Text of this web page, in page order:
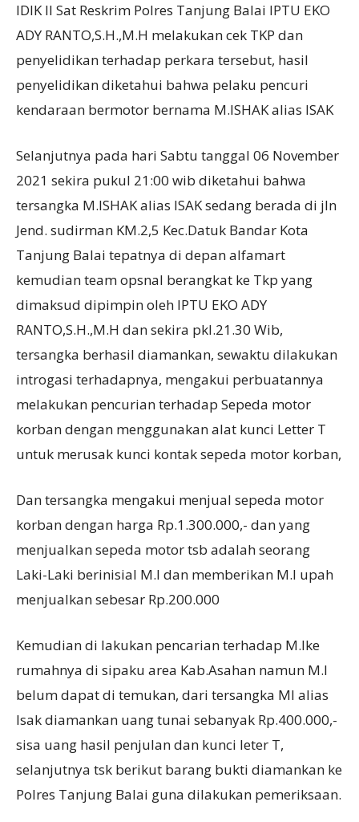
IDIK II Sat Reskrim Polres Tanjung Balai IPTU EKO
ADY RANTO,S.H.,M.H melakukan cek TKP dan
penyelidikan terhadap perkara tersebut, hasil
penyelidikan diketahui bahwa pelaku pencuri
kendaraan bermotor bernama M.ISHAK alias ISAK
Selanjutnya pada hari Sabtu tanggal 06 November
2021 sekira pukul 21:00 wib diketahui bahwa
tersangka M.ISHAK alias ISAK sedang berada di jln
Jend. sudirman KM.2,5 Kec.Datuk Bandar Kota
Tanjung Balai tepatnya di depan alfamart
kemudian team opsnal berangkat ke Tkp yang
dimaksud dipimpin oleh IPTU EKO ADY
RANTO,S.H.,M.H dan sekira pkl.21.30 Wib,
tersangka berhasil diamankan, sewaktu dilakukan
introgasi terhadapnya, mengakui perbuatannya
melakukan pencurian terhadap Sepeda motor
korban dengan menggunakan alat kunci Letter T
untuk merusak kunci kontak sepeda motor korban,
Dan tersangka mengakui menjual sepeda motor
korban dengan harga Rp.1.300.000,- dan yang
menjualkan sepeda motor tsb adalah seorang
Laki-Laki berinisial M.I dan memberikan M.I upah
menjualkan sebesar Rp.200.000
Kemudian di lakukan pencarian terhadap M.Ike
rumahnya di sipaku area Kab.Asahan namun M.I
belum dapat di temukan, dari tersangka MI alias
Isak diamankan uang tunai sebanyak Rp.400.000,-
sisa uang hasil penjulan dan kunci leter T,
selanjutnya tsk berikut barang bukti diamankan ke
Polres Tanjung Balai guna dilakukan pemeriksaan.